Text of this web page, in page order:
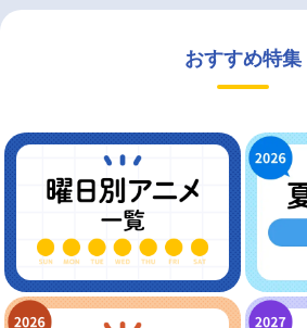
おすすめ特集